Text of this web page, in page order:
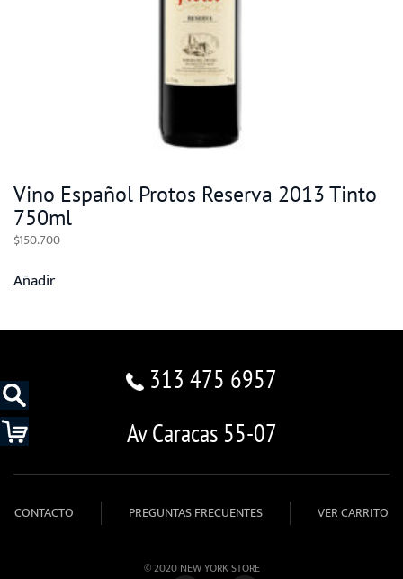
Vino Español Protos Reserva 2013 Tinto
750ml
$150.700
Añadir
313 475 6957
Av Caracas 55-07
CONTACTO PREGUNTAS FRECUENTES VER CARRITO
© 2020 NEW YORK STORE